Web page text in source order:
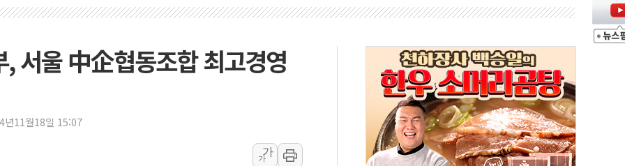
트럼프, 쿡 연준 이사 해임 재추진…"26일까지 의혹 소명" 요구
미 연준 매파 기세 꺾이나…고용 감소에 9월 동결 전망 우세
[종합] 이슬람 수니파 3국, '공동방위협정' 체결… 이스라엘·이란 위협에 맞설 자체 억지력 강화
이란 핵심 원유 수출항 '하르그섬', 최근 1주일 이상 '올스톱'… 美 해상봉쇄 영향
美 고용 쇼크에 엔화 장중 급등…시장은 "또 개입했나" 촉각
서울 中企협동조합 최고경영
년11월18일 15:07
가
가